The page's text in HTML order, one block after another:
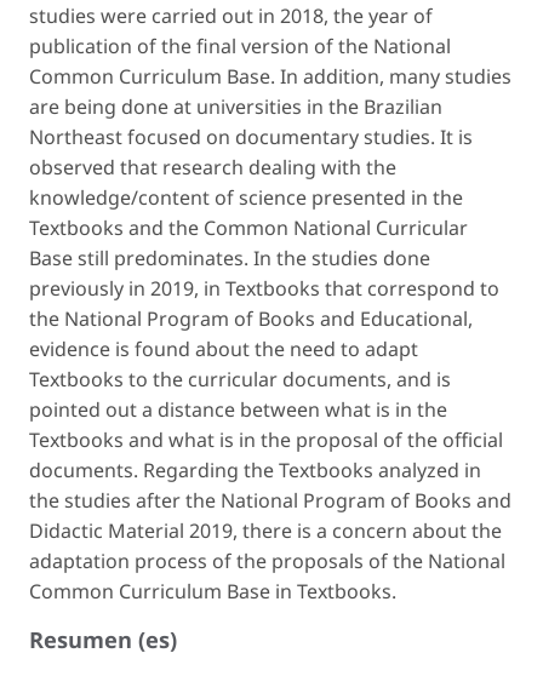
studies were carried out in 2018, the year of
publication of the final version of the National
Common Curriculum Base. In addition, many studies
are being done at universities in the Brazilian
Northeast focused on documentary studies. It is
observed that research dealing with the
knowledge/content of science presented in the
Textbooks and the Common National Curricular
Base still predominates. In the studies done
previously in 2019, in Textbooks that correspond to
the National Program of Books and Educational,
evidence is found about the need to adapt
Textbooks to the curricular documents, and is
pointed out a distance between what is in the
Textbooks and what is in the proposal of the official
documents. Regarding the Textbooks analyzed in
the studies after the National Program of Books and
Didactic Material 2019, there is a concern about the
adaptation process of the proposals of the National
Common Curriculum Base in Textbooks.
Resumen (es)